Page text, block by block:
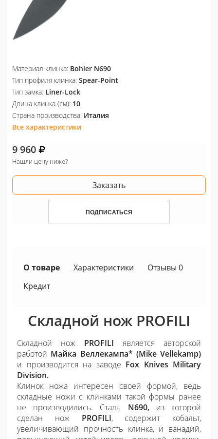
Материал клинка: Bohler N690
Тип профиля клинка: Spear-Point
Тип замка: Liner-Lock
Длина клинка (см): 10
Страна производства: Италия
Все характеристики
9 960
Нашли цену ниже?
Заказать
ПОДПИСАТЬСЯ
О товаре Характеристики
Отзывы 0
Кредит
Складной нож PROFILI
Складной нож PROFILI
является авторской
работой Майка Веллекампа* (Mike Vellekamp)
и производится на заводе Fox Knives Military
Division.
Клинок ножа интересен своей формой, ведь
складные ножи с клинками такой формы ранее
не производились. Сталь N690, из которой
сделан нож PROFILI,
содержит кобальт,
увеличивающий прочность клинка, и ванадий,